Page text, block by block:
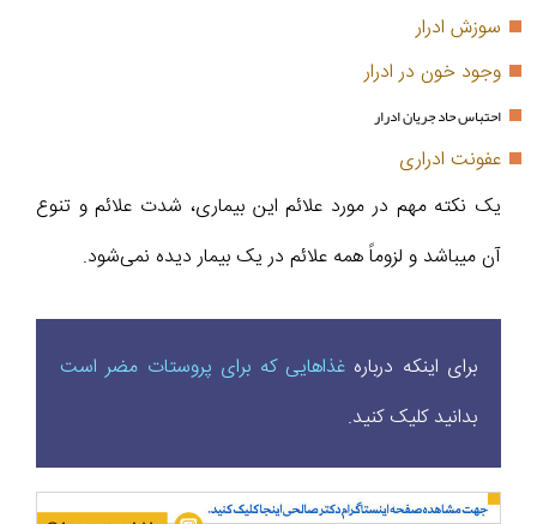
سوزش ادرار
وجود خون در ادرار
احتباس حاد جریان ادرار
عفونت ادراری
یک نکته مهم در مورد علائم این بیماری، شدت علائم و تنوع
آن میباشد و لزوماً همه علائم در یک بیمار دیده نمی‌شود.
برای اینکه دربارهغذاهایی که برای پروستات مضر است
بدانید کلیک کنید.